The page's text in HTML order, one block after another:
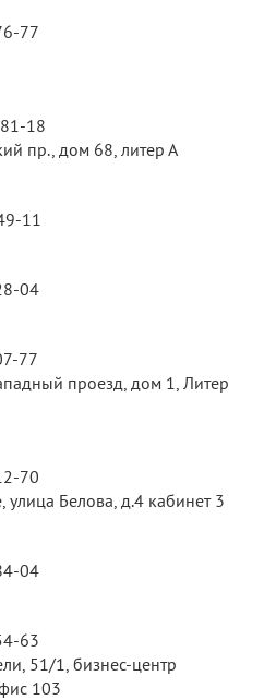
77
18
пр., дом 68, литер А
11
04
77
проезд, дом 1, Литер
70
Белова, д.4 кабинет 3
04
63
51/1, бизнес-центр
103